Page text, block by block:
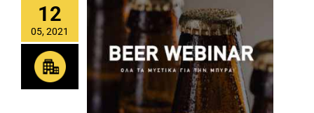
12
05, 2021